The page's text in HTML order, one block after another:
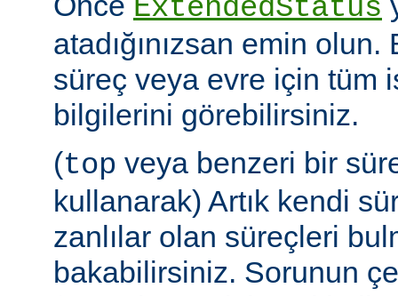
ExtendedStatus
atadığınızsan emin
süreç veya evre için tüm
bilgilerini görebilirsiniz.
(top veya benzeri bir
kullanarak) Artık kendi
zanlılar olan süreçleri
bakabilirsiniz. Sorunun